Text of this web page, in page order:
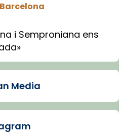
i Semproniana ens
de Tortosa, ha
Media